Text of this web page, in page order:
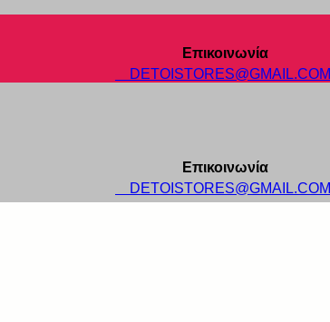
Επικοινωνία
DETOISTORES@GMAIL.COM
Επικοινωνία
DETOISTORES@GMAIL.COM